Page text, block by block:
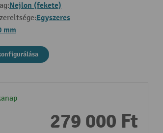
Nejlon (fekete)
Egyszeres
mm
279 000 Ft